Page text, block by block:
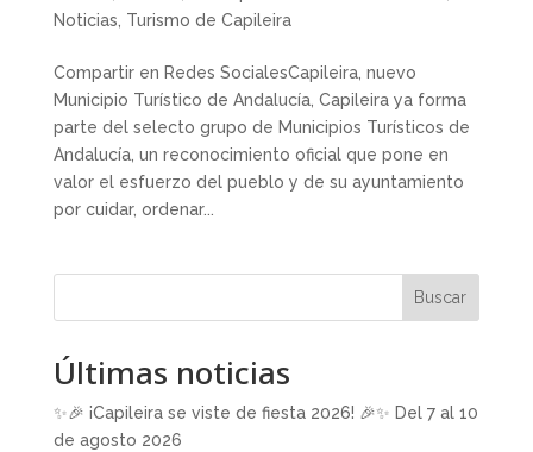
Noticias Turismo de Capileira
Compartir en Redes SocialesCapileira, nuevo
Municipio Turístico de Andalucía, Capileira ya forma
parte del selecto grupo de Municipios Turísticos de
Andalucía, un reconocimiento oficial que pone en
valor el esfuerzo del pueblo y de su ayuntamiento
por cuidar, ordenar...
Buscar
Últimas noticias
✨🎉 ¡Capileira se viste de fiesta 2026! 🎉✨ Del 7 al 10
de agosto 2026